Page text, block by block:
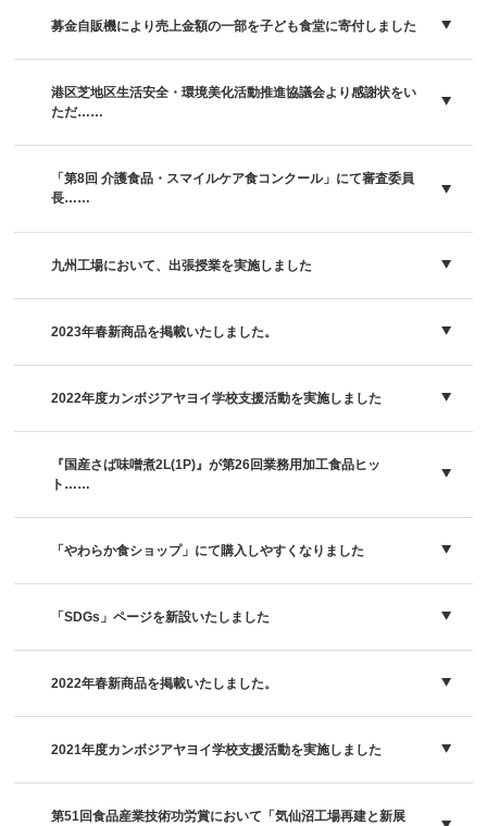
募金自販機により売上金額の一部を子ども食堂に寄付しました
港区芝地区生活安全・環境美化活動推進協議会より感謝状をい
ただ……
「第8回 介護食品・スマイルケア食コンクール」にて審査委員
長……
九州工場において、出張授業を実施しました
2023年春新商品を掲載いたしました。
2022年度カンボジアヤヨイ学校支援活動を実施しました
『国産さば味噌煮2L(1P)』が第26回業務用加工食品ヒッ
ト……
「やわらか食ショップ」にて購入しやすくなりました
「SDGs」ページを新設いたしました
2022年春新商品を掲載いたしました。
2021年度カンボジアヤヨイ学校支援活動を実施しました
第51回食品産業技術功労賞において「気仙沼工場再建と新展